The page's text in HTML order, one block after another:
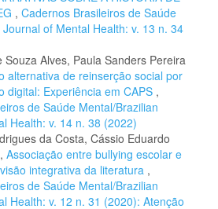
, Cadernos Brasileiros de Saúde
of Mental Health: v. 13 n. 34
Souza Alves, Paula Sanders Pereira
alternativa de reinserção social por
digital: Experiência em CAPS ,
de Saúde Mental/Brazilian
Health: v. 14 n. 38 (2022)
da Costa, Cássio Eduardo
Associação entre bullying escolar e
integrativa da literatura ,
de Saúde Mental/Brazilian
Health: v. 12 n. 31 (2020): Atenção